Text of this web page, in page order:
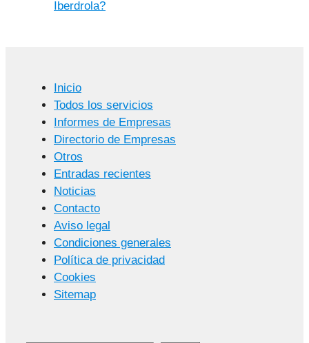
Iberdrola?
Inicio
Todos los servicios
Informes de Empresas
Directorio de Empresas
Otros
Entradas recientes
Noticias
Contacto
Aviso legal
Condiciones generales
Política de privacidad
Cookies
Sitemap